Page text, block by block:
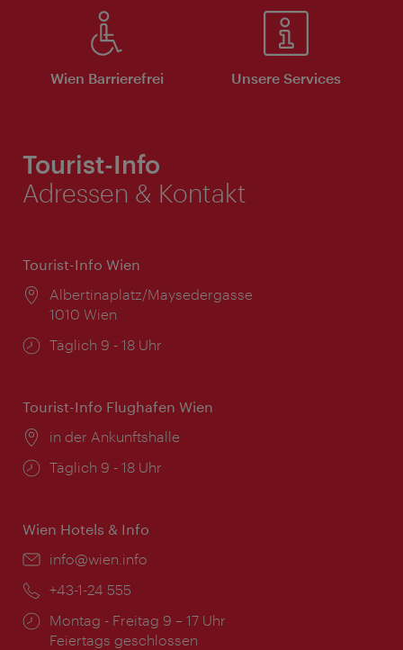
Wien Barrierefrei Unsere Services
Tourist-Info
Adressen & Kontakt
Tourist-Info Wien
Ort:
Albertinaplatz/Maysedergasse
1010 Wien
Öffnungszeiten:
Täglich 9 - 18 Uhr
Tourist-Info Flughafen Wien
Ort:
in der Ankunftshalle
Öffnungszeiten:
Täglich 9 - 18 Uhr
Wien Hotels & Info
Email:
info@wien.info
Telefon:
+43-1-24 555
Öffnungszeiten:
Montag - Freitag 9 – 17 Uhr
Feiertags geschlossen